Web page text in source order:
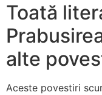
Toată
alte
Aceste povestiri